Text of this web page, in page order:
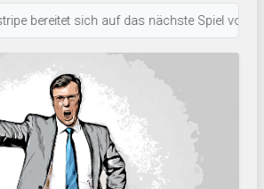
bereitet sich auf das nächste Spiel vor. •